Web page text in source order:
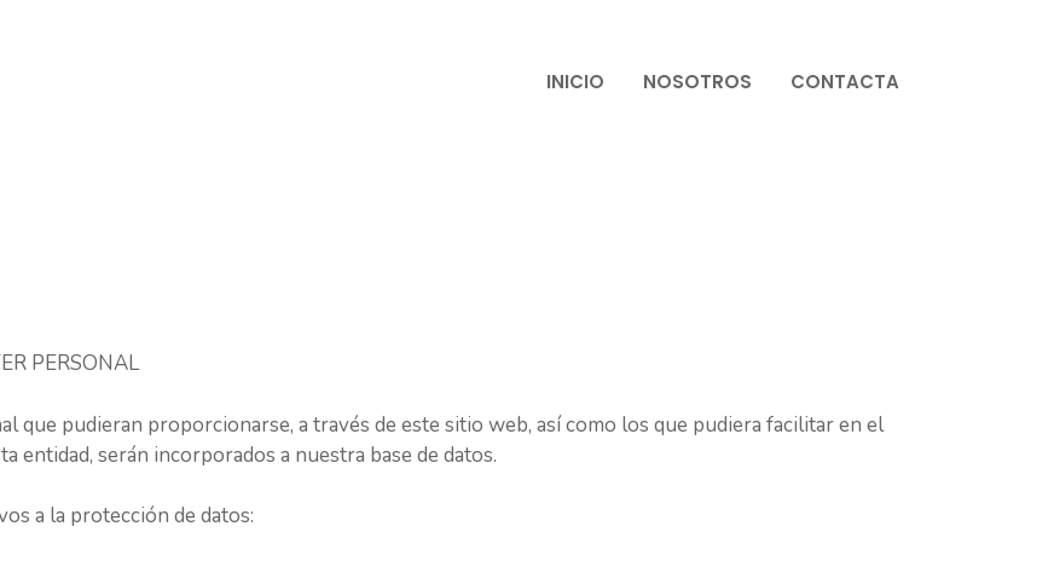
INICIO NOSOTROS CONTACTA
PERSONAL
que pudieran proporcionarse, a través de este sitio web, así como los que pudiera facilitar en el
entidad, serán incorporados a nuestra base de datos.
a la protección de datos: